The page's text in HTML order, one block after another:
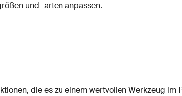
und -arten anpassen.
die es zu einem wertvollen Werkzeug im